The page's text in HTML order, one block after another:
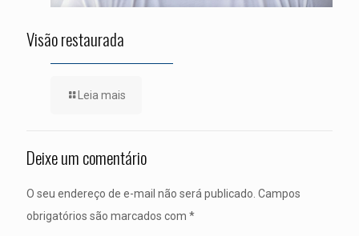
Visão restaurada
Leia mais
Deixe um comentário
O seu endereço de e-mail não será publicado. Campos
obrigatórios são marcados com *